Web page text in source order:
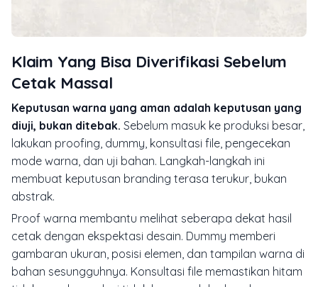
Klaim Yang Bisa Diverifikasi Sebelum
Cetak Massal
Keputusan warna yang aman adalah keputusan yang
diuji, bukan ditebak. Sebelum masuk ke produksi besar,
lakukan proofing, dummy, konsultasi file, pengecekan
mode warna, dan uji bahan. Langkah-langkah ini
membuat keputusan branding terasa terukur, bukan
abstrak.
Proof warna membantu melihat seberapa dekat hasil
cetak dengan ekspektasi desain. Dummy memberi
gambaran ukuran, posisi elemen, dan tampilan warna di
bahan sesungguhnya. Konsultasi file memastikan hitam